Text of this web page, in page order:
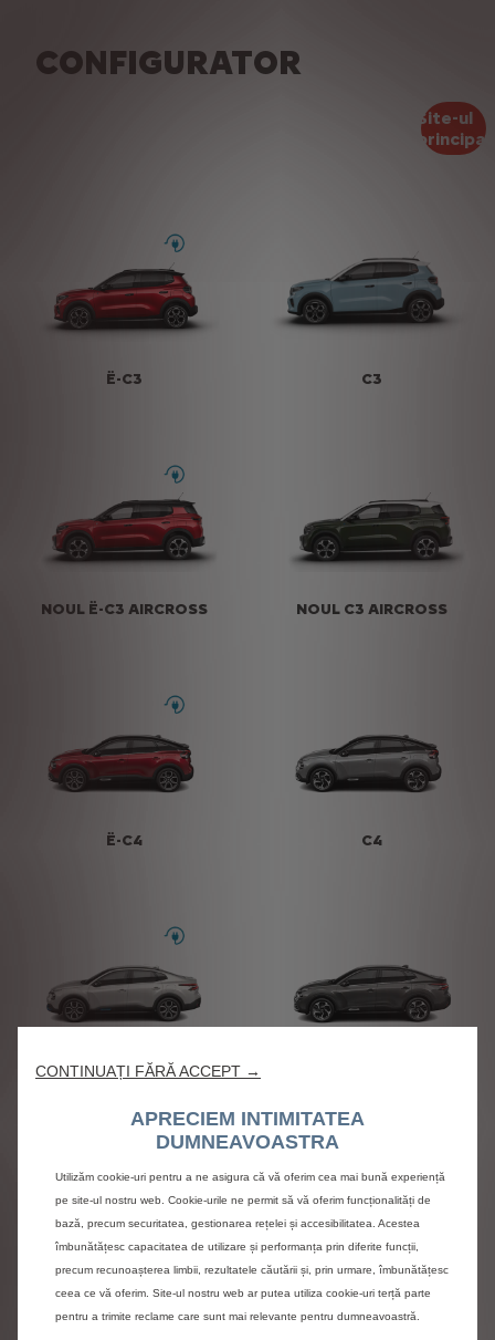
CONFIGURATOR
Site-ul
principal
Ë-C3 C3
NOUL Ë-C3 AIRCROSS NOUL C3 AIRCROSS
Ë-C4 C4
Ë-C4 X
NOUL C5 AIRCROSS C5 X HYBRID
CONTINUAȚI FĂRĂ ACCEPT →
APRECIEM INTIMITATEA
DUMNEAVOASTRA
Utilizăm cookie-uri pentru a ne asigura că vă oferim cea mai bună experiență
pe site-ul nostru web. Cookie-urile ne permit să vă oferim funcționalități de
bază, precum securitatea, gestionarea rețelei și accesibilitatea. Acestea
îmbunătățesc capacitatea de utilizare și performanța prin diferite funcții,
precum recunoașterea limbii, rezultatele căutării și, prin urmare, îmbunătățesc
ceea ce vă oferim. Site-ul nostru web ar putea utiliza cookie-uri terță parte
pentru a trimite reclame care sunt mai relevante pentru dumneavoastră.